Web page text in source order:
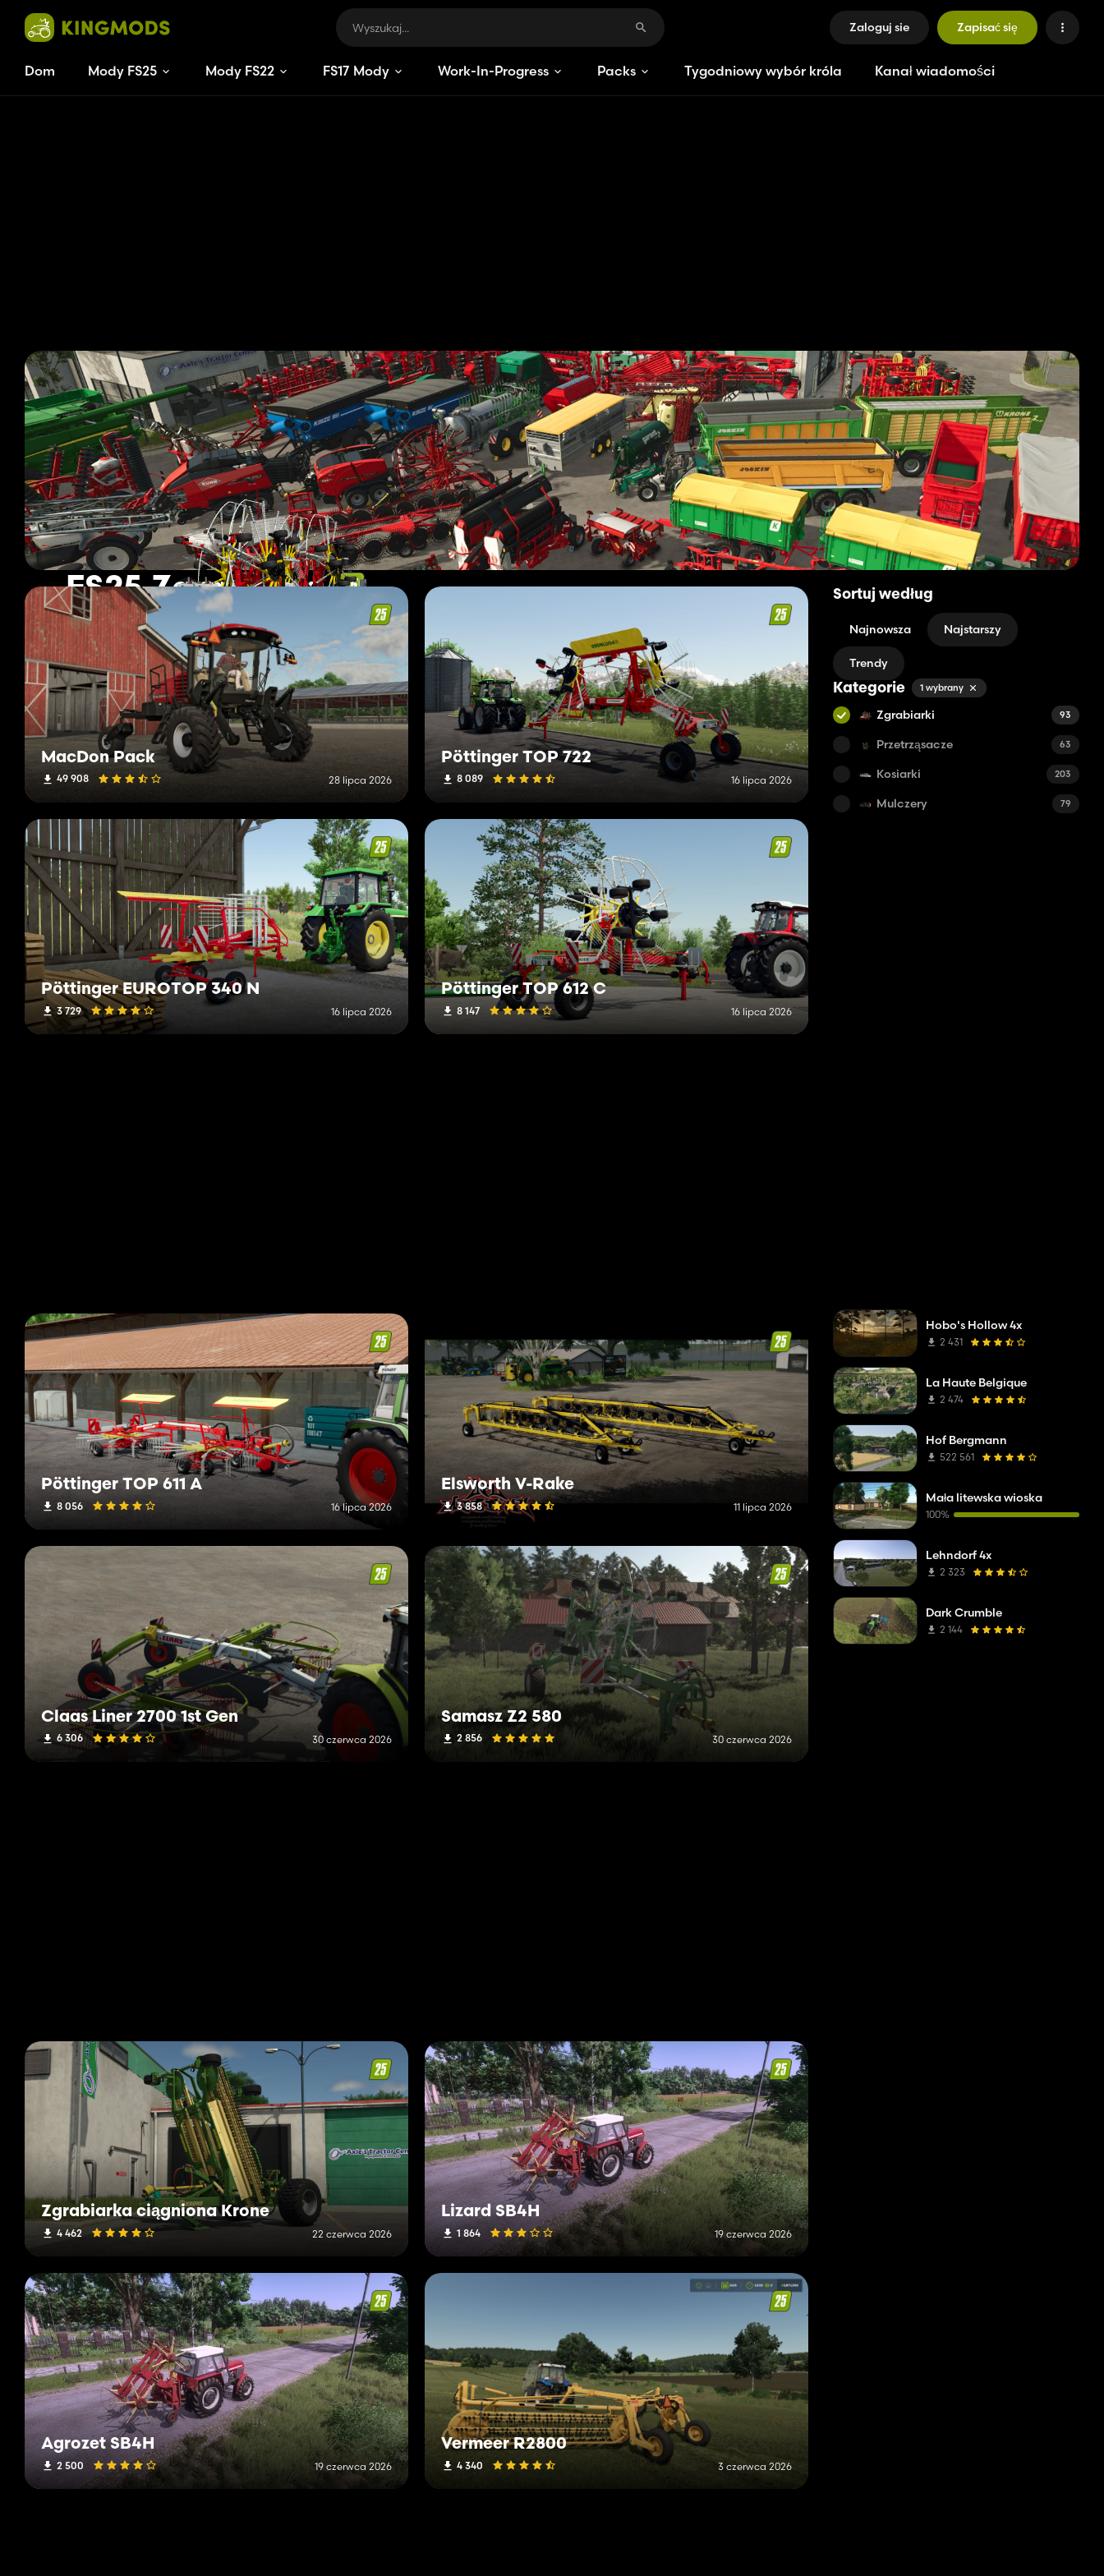
Zaloguj sie Zapisać się
Dom Mody FS25 Mody FS22 FS17 Mody Work-In-Progress Packs Tygodniowy wybór króla Kanał wiadomości
FS25 Zgrabiarki
93 modów Strona 1 z 8
MacDon Pack
49 908 28 lipca 2026
Pöttinger TOP 722
8 089 16 lipca 2026
Pöttinger EUROTOP 340 N
3 729 16 lipca 2026
Pöttinger TOP 612 C
8 147 16 lipca 2026
Pöttinger TOP 611 A
8 056 16 lipca 2026
Elsworth V-Rake
3 858 11 lipca 2026
Claas Liner 2700 1st Gen
6 306 30 czerwca 2026
Samasz Z2 580
2 856 30 czerwca 2026
Zgrabiarka ciągniona Krone
4 462 22 czerwca 2026
Lizard SB4H
1 864 19 czerwca 2026
Agrozet SB4H
2 500 19 czerwca 2026
Vermeer R2800
4 340 3 czerwca 2026
Sortuj według
Najnowsza Najstarszy
Trendy
Kategorie 1 wybrany
Zgrabiarki 93
Przetrząsacze 63
Kosiarki 203
Mulczery 79
Hobo's Hollow 4x
2 431
La Haute Belgique
2 474
Hof Bergmann
522 561
Mała litewska wioska
100%
Lehndorf 4x
2 323
Dark Crumble
2 144